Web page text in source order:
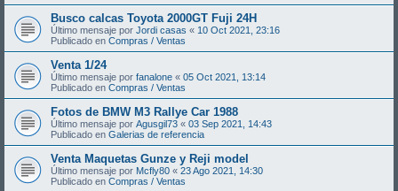
Busco calcas Toyota 2000GT Fuji 24H
Último mensaje por Jordi casas « 10 Oct 2021, 23:16
Publicado en Compras / Ventas
Venta 1/24
Último mensaje por fanalone « 05 Oct 2021, 13:14
Publicado en Compras / Ventas
Fotos de BMW M3 Rallye Car 1988
Último mensaje por Agusgil73 « 03 Sep 2021, 14:43
Publicado en Galerias de referencia
Venta Maquetas Gunze y Reji model
Último mensaje por Mcfly80 « 23 Ago 2021, 14:30
Publicado en Compras / Ventas